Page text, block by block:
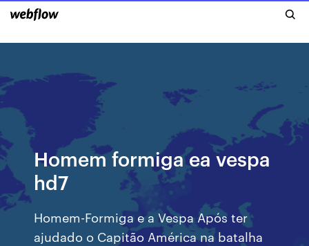
Homem formiga ea vespa
hd7
Homem-Formiga e a Vespa Após ter
ajudado o Capitão América na batalha